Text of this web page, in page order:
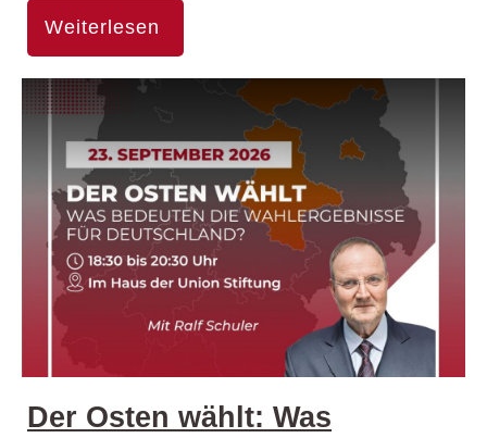
Weiterlesen
Der Osten wählt: Was